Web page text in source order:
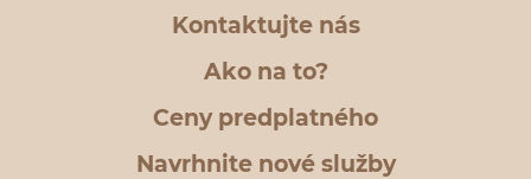
Kontaktujte nás
Ako na to?
Ceny predplatného
Navrhnite nové služby